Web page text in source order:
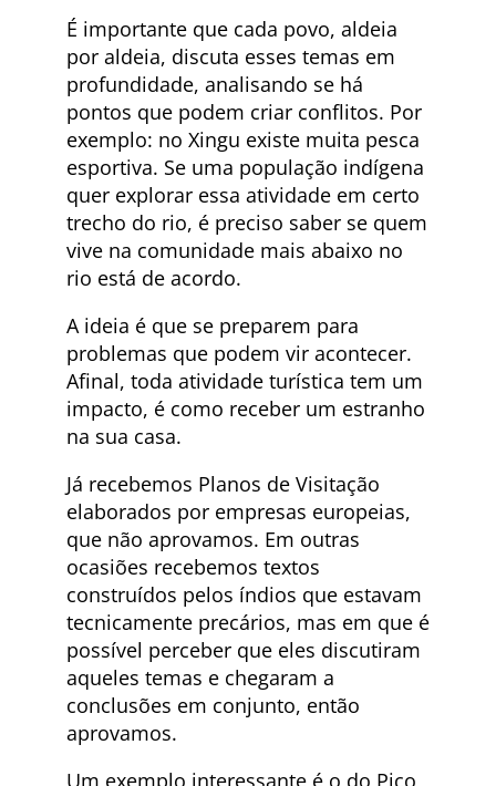
É importante que cada povo, aldeia
por aldeia, discuta esses temas em
profundidade, analisando se há
pontos que podem criar conflitos. Por
exemplo: no Xingu existe muita pesca
esportiva. Se uma população indígena
quer explorar essa atividade em certo
trecho do rio, é preciso saber se quem
vive na comunidade mais abaixo no
rio está de acordo.
A ideia é que se preparem para
problemas que podem vir acontecer.
Afinal, toda atividade turística tem um
impacto, é como receber um estranho
na sua casa.
Já recebemos Planos de Visitação
elaborados por empresas europeias,
que não aprovamos. Em outras
ocasiões recebemos textos
construídos pelos índios que estavam
tecnicamente precários, mas em que é
possível perceber que eles discutiram
aqueles temas e chegaram a
conclusões em conjunto, então
aprovamos.
Um exemplo interessante é o do Pico